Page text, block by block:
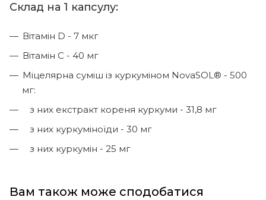
Склад на 1 капсулу:
Вітамін D - 7 мкг
Вітамін С - 40 мг
Міцелярна суміш із куркуміном NovaSOL® - 500
мг:
з них екстракт кореня куркуми - 31,8 мг
з них куркуміноїди - 30 мг
з них куркумін - 25 мг
Вам також може сподобатися